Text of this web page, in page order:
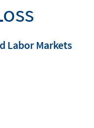
Labor Markets